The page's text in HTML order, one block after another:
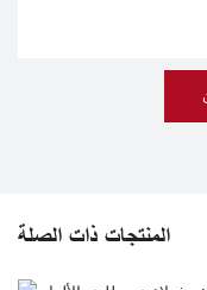
المنتجات ذات الصلة